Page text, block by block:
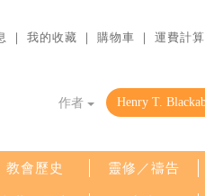
｜ 我的收藏 ｜ 購物車 ｜ 運費計算
作者
教會歷史 靈修／禱告